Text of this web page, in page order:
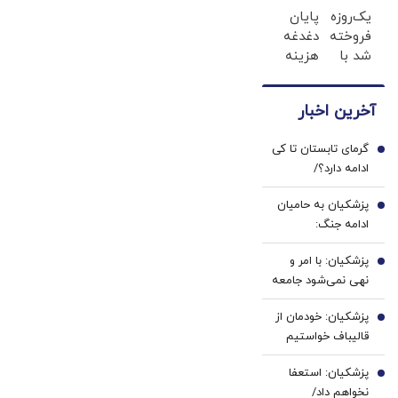
تکنوپی
احراز
هویت
یک‌روزه
فروخته
شد با
پایان
دغدغه
هزینه
پزشکی
سفید
کننده
خانگی
آخرین اخبار
گرمای تابستان تا کی
ادامه دارد؟/
هواشناسی: ۴۰ تا
۵۰ روز دیگر گرما در
پیش داریم
1
پزشکیان به حامیان
ادامه جنگ:
همین‌جوری نگویید
بزن/تبعاتش را هم
باید دید
2
پزشکیان: با امر و
نهی نمی‌شود جامعه
را اداره کرد
3
پزشکیان: خودمان از
قالیباف خواستیم
رئیس تیم
مذاکره‌کننده شود/
4
پزشکیان: استعفا
نخواهم داد/
5